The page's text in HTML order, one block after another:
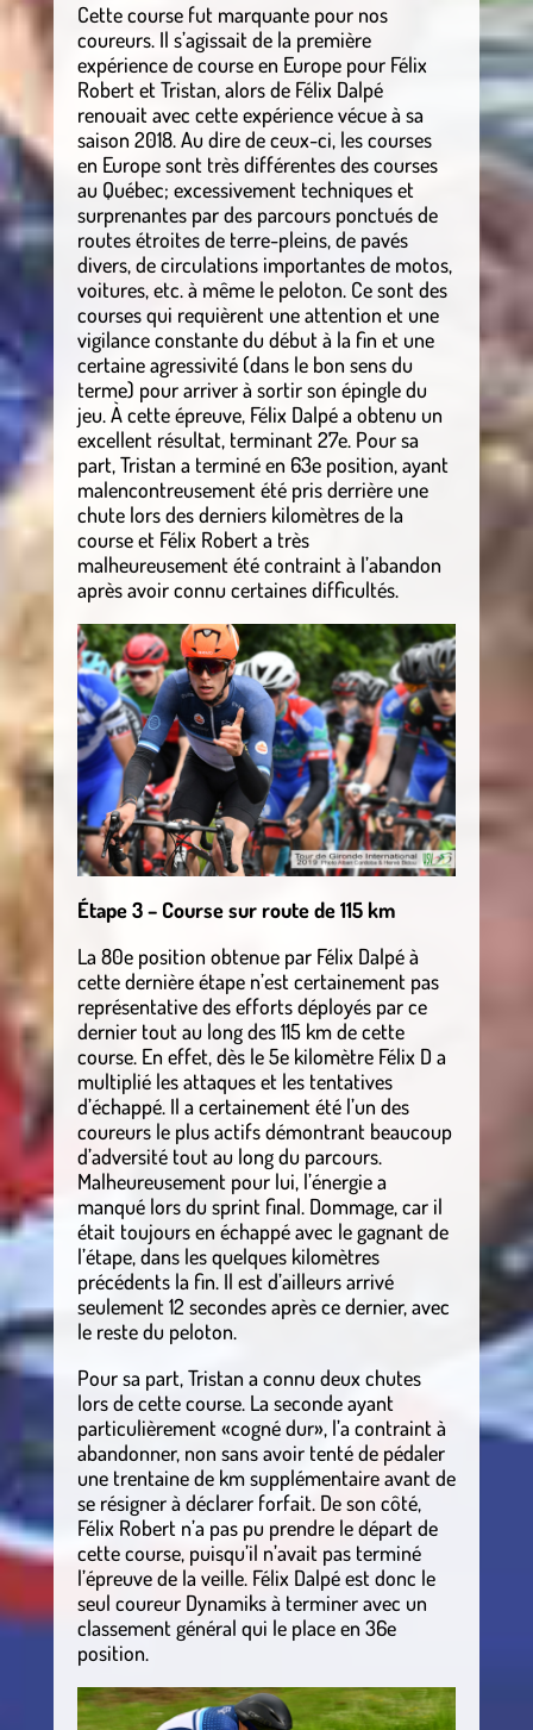
Cette course fut marquante pour nos
coureurs. Il s’agissait de la première
expérience de course en Europe pour Félix
Robert et Tristan, alors de Félix Dalpé
renouait avec cette expérience vécue à sa
saison 2018. Au dire de ceux-ci, les courses
en Europe sont très différentes des courses
au Québec; excessivement techniques et
surprenantes par des parcours ponctués de
routes étroites de terre-pleins, de pavés
divers, de circulations importantes de motos,
voitures, etc. à même le peloton. Ce sont des
courses qui requièrent une attention et une
vigilance constante du début à la fin et une
certaine agressivité (dans le bon sens du
terme) pour arriver à sortir son épingle du
jeu. À cette épreuve, Félix Dalpé a obtenu un
excellent résultat, terminant 27e. Pour sa
part, Tristan a terminé en 63e position, ayant
malencontreusement été pris derrière une
chute lors des derniers kilomètres de la
course et Félix Robert a très
malheureusement été contraint à l’abandon
après avoir connu certaines difficultés.
Étape 3 – Course sur route de 115 km
La 80e position obtenue par Félix Dalpé à
cette dernière étape n’est certainement pas
représentative des efforts déployés par ce
dernier tout au long des 115 km de cette
course. En effet, dès le 5e kilomètre Félix D a
multiplié les attaques et les tentatives
d’échappé. Il a certainement été l’un des
coureurs le plus actifs démontrant beaucoup
d’adversité tout au long du parcours.
Malheureusement pour lui, l’énergie a
manqué lors du sprint final. Dommage, car il
était toujours en échappé avec le gagnant de
l’étape, dans les quelques kilomètres
précédents la fin. Il est d’ailleurs arrivé
seulement 12 secondes après ce dernier, avec
le reste du peloton.
Pour sa part, Tristan a connu deux chutes
lors de cette course. La seconde ayant
particulièrement «cogné dur», l’a contraint à
abandonner, non sans avoir tenté de pédaler
une trentaine de km supplémentaire avant de
se résigner à déclarer forfait. De son côté,
Félix Robert n’a pas pu prendre le départ de
cette course, puisqu’il n’avait pas terminé
l’épreuve de la veille. Félix Dalpé est donc le
seul coureur Dynamiks à terminer avec un
classement général qui le place en 36e
position.